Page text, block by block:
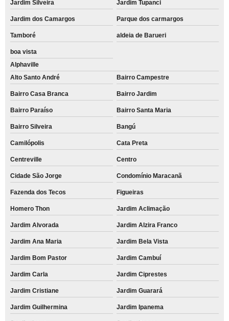
Jardim Silveira Jardim Tupanci
Jardim dos Camargos Parque dos carmargos
Tamboré aldeia de Barueri
boa vista
Alphaville
Alto Santo André
Bairro Campestre
Bairro Casa Branca Bairro Jardim
Bairro Paraíso Bairro Santa Maria
Bairro Silveira Bangú
Camilópolis Cata Preta
Centreville Centro
Cidade São Jorge Condomínio Maracanã
Fazenda dos Tecos Figueiras
Homero Thon Jardim Aclimação
Jardim Alvorada Jardim Alzira Franco
Jardim Ana Maria Jardim Bela Vista
Jardim Bom Pastor Jardim Cambuí
Jardim Carla Jardim Ciprestes
Jardim Cristiane Jardim Guarará
Jardim Guilhermina Jardim Ipanema